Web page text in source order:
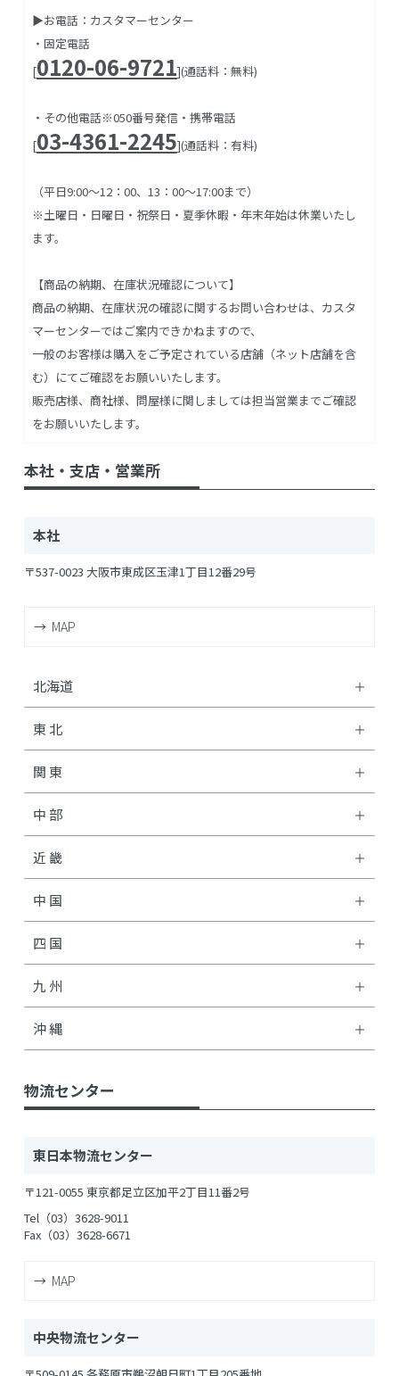
▶お電話：カスタマーセンター
・固定電話
[0120-06-9721](通話料：無料)
・その他電話※050番号発信・携帯電話
[03-4361-2245](通話料：有料)
（平日9:00～12：00、13：00～17:00まで）
※土曜日・日曜日・祝祭日・夏季休暇・年末年始は休業いたし
ます。
【商品の納期、在庫状況確認について】
商品の納期、在庫状況の確認に関するお問い合わせは、カスタ
マーセンターではご案内できかねますので、
一般のお客様は購入をご予定されている店舗（ネット店舗を含
む）にてご確認をお願いいたします。
販売店様、商社様、問屋様に関しましては担当営業までご確認
をお願いいたします。
本社・支店・営業所
本社
〒537-0023 大阪市東成区玉津1丁目12番29号
MAP
北海道
東 北
関 東
中 部
近 畿
中 国
四 国
九 州
沖 縄
物流センター
東日本物流センター
〒121-0055 東京都足立区加平2丁目11番2号
Tel（03）3628-9011
Fax（03）3628-6671
MAP
中央物流センター